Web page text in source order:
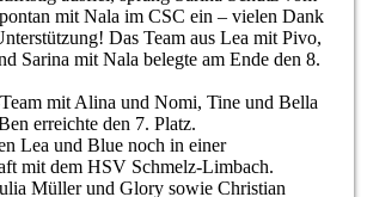
mit Nala im CSC ein – vielen Dank
Das Team aus Lea mit Pivo,
Sarina mit Nala belegte am Ende den 8.
mit Alina und Nomi, Tine und Bella
erreichte den 7. Platz.
Lea und Blue noch in einer
mit dem HSV Schmelz-Limbach.
Müller und Glory sowie Christian